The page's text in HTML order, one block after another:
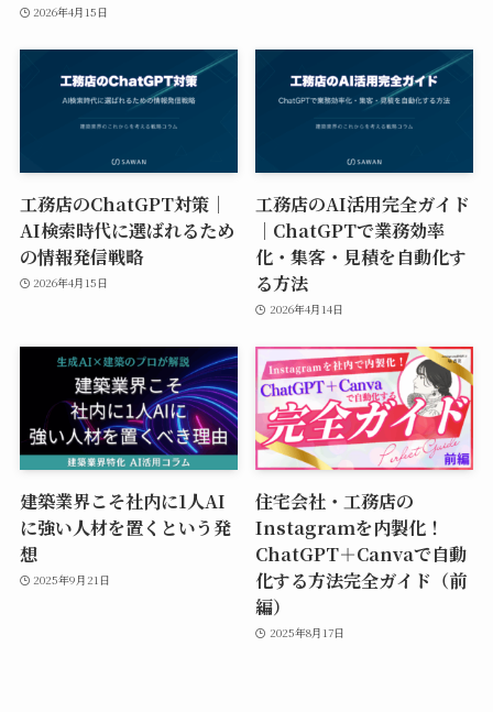
2026年4月15日
工務店のChatGPT対策｜
AI検索時代に選ばれるため
の情報発信戦略
2026年4月15日
工務店のAI活用完全ガイド
｜ChatGPTで業務効率
化・集客・見積を自動化す
る方法
2026年4月14日
建築業界こそ社内に1人AI
に強い人材を置くという発
想
2025年9月21日
住宅会社・工務店の
Instagramを内製化！
ChatGPT＋Canvaで自動
化する方法完全ガイド（前
編）
2025年8月17日